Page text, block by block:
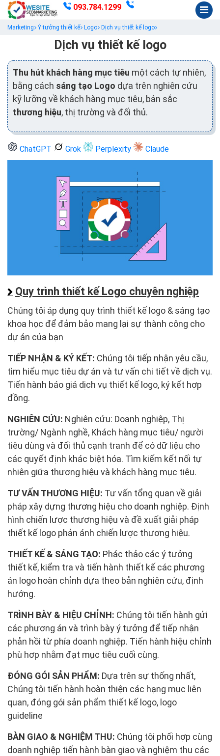
093.784.1299
Marketing Ý tưởng thiết kế Logo Dịch vụ thiết kế logo
Dịch vụ thiết kế logo
Thu hút khách hàng mục tiêu một cách tự nhiên,
bằng cách sáng tạo Logo dựa trên nghiên cứu
kỹ lưỡng về khách hàng mục tiêu, bản sắc
thương hiệu, thị trường và đối thủ.
ChatGPT Grok Perplexity Claude
Quy trình thiết kế Logo chuyên nghiệp
Chúng tôi áp dụng quy trình thiết kế logo & sáng tạo
khoa học để đảm bảo mang lại sự thành công cho
dự án của bạn
TIẾP NHẬN & KÝ KẾT: Chúng tôi tiếp nhận yêu cầu,
tìm hiểu mục tiêu dự án và tư vấn chi tiết về dịch vụ.
Tiến hành báo giá dịch vụ thiết kế logo, ký kết hợp
đồng.
NGHIÊN CỨU: Nghiên cứu: Doanh nghiệp, Thị
trường/ Ngành nghề, Khách hàng mục tiêu/ người
tiêu dùng và đối thủ cạnh tranh để có dữ liệu cho
các quyết định khác biệt hóa. Tìm kiếm kết nối tự
nhiên giữa thương hiệu và khách hàng mục tiêu.
TƯ VẤN THƯƠNG HIỆU: Tư vấn tổng quan về giải
pháp xây dựng thương hiệu cho doanh nghiệp. Định
hình chiến lược thương hiệu và đề xuất giải pháp
thiết kế logo phản ánh chiến lược thương hiệu.
THIẾT KẾ & SÁNG TẠO: Phác thảo các ý tưởng
thiết kế, kiểm tra và tiến hành thiết kế các phương
án logo hoàn chỉnh dựa theo bản nghiên cứu, định
hướng.
TRÌNH BÀY & HIỆU CHỈNH: Chúng tôi tiến hành gửi
các phương án và trình bày ý tưởng để tiếp nhận
phản hồi từ phía doanh nghiệp. Tiến hành hiệu chỉnh
phù hơp nhằm đạt mục tiêu cuối cùng.
ĐÓNG GÓI SẢN PHẨM: Dựa trên sự thống nhất,
Chúng tôi tiến hành hoàn thiện các hạng mục liên
quan, đóng gói sản phẩm thiết kế logo, logo
guideline
BÀN GIAO & NGHIỆM THU: Chúng tôi phối hợp cùng
doanh nghiệp tiến hành bàn giao và nghiệm thu các